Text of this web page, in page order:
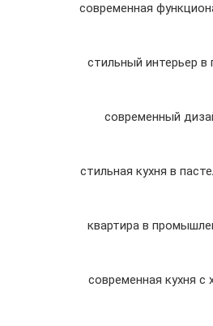
современная
стильный интерьер
современный
стильная кухня в
квартира в
современная кухня с